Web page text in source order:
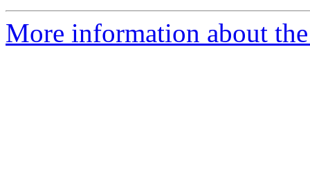
More information about